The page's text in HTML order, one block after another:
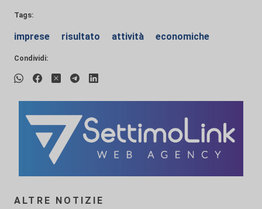
Tags:
imprese risultato attività economiche
Condividi:
ALTRE NOTIZIE